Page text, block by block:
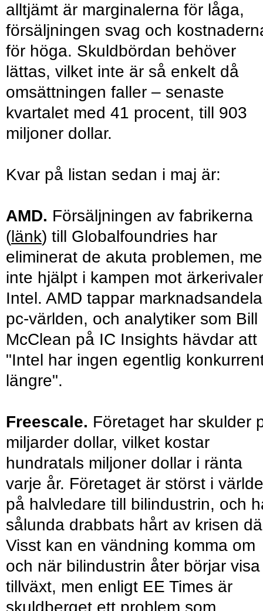
alltjämt är marginalerna för låga,
försäljningen svag och
för höga. Skuldbördan behöver
lättas, vilket inte är så enkelt då
omsättningen faller – senaste
kvartalet med 41 procent, till 903
miljoner dollar.
Kvar på listan sedan i maj är:
AMD. Försäljningen av fabrikerna
(länk) till Globalfoundries har
eliminerat de akuta problemen,
inte hjälpt i kampen mot
Intel. AMD tappar
pc-världen, och analytiker som Bill
McClean på IC Insights hävdar att
"Intel har ingen egentlig
längre".
Freescale. Företaget har skulder
miljarder dollar, vilket kostar
hundratals miljoner dollar i ränta
varje år. Företaget är störst i
på halvledare till bilindustrin, och
sålunda drabbats hårt av krisen
Visst kan en vändning komma om
och när bilindustrin åter börjar visa
tillväxt, men enligt EE Times är